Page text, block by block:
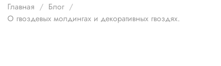
Главная
Блог
О гвоздевых молдингах и декоративных гвоздях.